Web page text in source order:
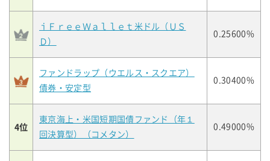
ｉＦｒｅｅＷａｌｌｅｔ米ドル（ＵＳ
Ｄ）
0.25600%
ファンドラップ（ウエルス・スクエア）
債券・安定型
0.30400%
4位
東京海上・米国短期国債ファンド（年１
回決算型）（コメタン）
0.49000%